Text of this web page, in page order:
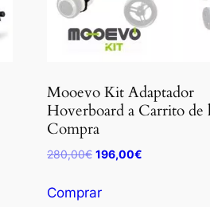
Mooevo Kit Adaptador
Hoverboard a Carrito de
Compra
280,00€ El
original
196,00€
Comprar